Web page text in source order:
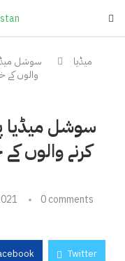
میڈیا
سوشل
والوں کے
سوشل میڈیا
کرنے والوں
0 comments
Twitter